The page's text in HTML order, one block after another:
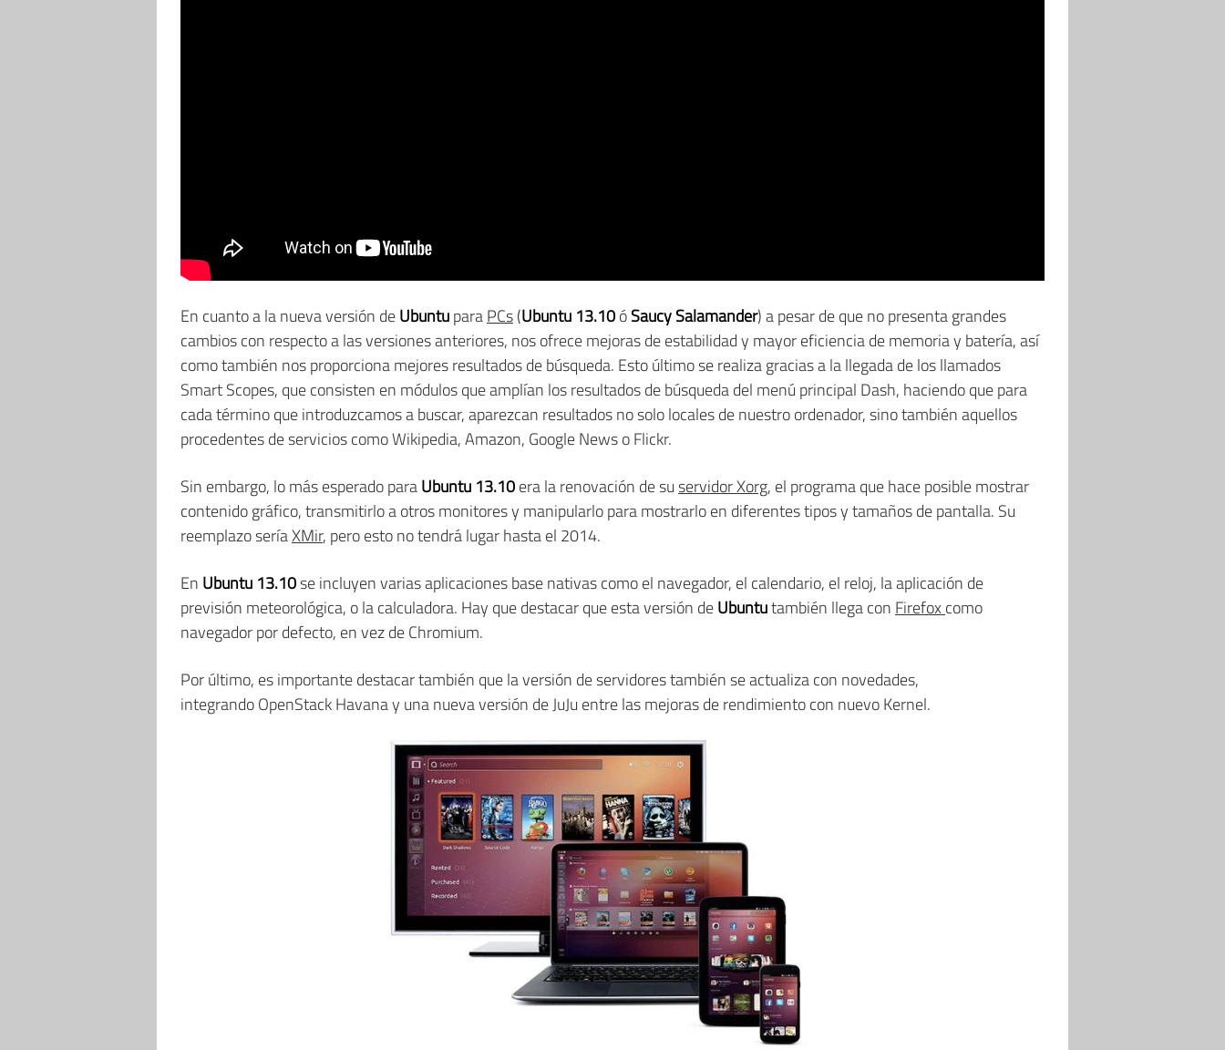
En cuanto a la nueva versión deUbuntuparaPCs(Ubuntu 13.10óSaucy Salamander) a pesar de que no presenta grandes
cambios con respecto a las versiones anteriores, nos ofrece mejoras de estabilidad y mayor eficiencia de memoria y batería, así
como también nos proporciona mejores resultados de búsqueda. Esto último se realiza gracias a la llegada de los llamados
Smart Scopes, que consisten en módulos que amplían los resultados de búsqueda del menú principal Dash, haciendo que para
cada término que introduzcamos a buscar, aparezcan resultados no solo locales de nuestro ordenador, sino también aquellos
procedentes de servicios como Wikipedia, Amazon, Google News o Flickr.
Sin embargo, lo más esperado paraUbuntu 13.10era la renovación de su servidorXorg, el programa que hace posible mostrar
contenido gráfico, transmitirlo a otros monitores y manipularlo para mostrarlo en diferentes tipos y tamaños de pantalla. Su
reemplazo seríaXMir, pero esto no tendrá lugar hasta el 2014.
En Ubuntu 13.10se incluyen varias aplicaciones base nativas como el navegador, el calendario, el reloj, la aplicación de
previsión meteorológica, o la calculadora. Hay que destacar que esta versión deUbuntutambién llega con Firefoxcomo
navegador por defecto, en vez de Chromium.
Por último, es importante destacar también que la versión de servidores también se actualiza con novedades,
integrando OpenStack Havana y una nueva versión de JuJu entre las mejoras de rendimiento con nuevo Kernel.